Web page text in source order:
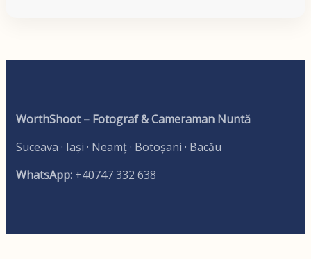
WorthShoot – Fotograf & Cameraman Nuntă
Suceava · Iași · Neamț · Botoșani · Bacău
WhatsApp: +40747 332 638